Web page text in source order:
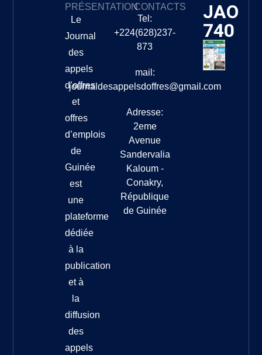
PRÉSENTATION
Le
Journal
des
appels
d’offres
et
offres
d’emplois
de
Guinée
est
une
plateforme
dédiée
à la
publication
et à
la
diffusion
des
appels
CONTACTS
Tel:
+224(628)237-
873
mail:
journaldesappelsdoffres@gmail.com
Adresse:
2eme
Avenue
Sandervalia
Kaloum -
Conakry,
République
de Guinée
JAO
740